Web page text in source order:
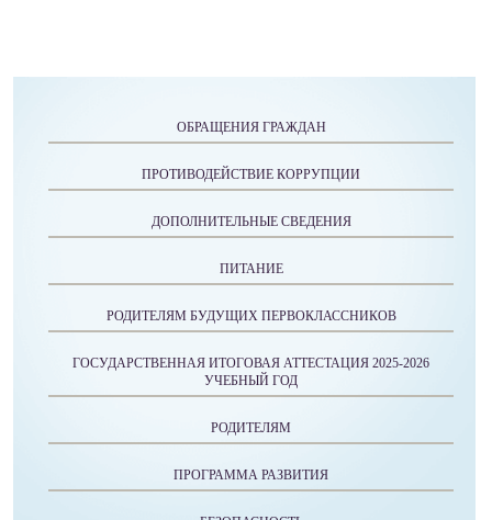
ОБРАЩЕНИЯ ГРАЖДАН
ПРОТИВОДЕЙСТВИЕ КОРРУПЦИИ
ДОПОЛНИТЕЛЬНЫЕ СВЕДЕНИЯ
ПИТАНИЕ
РОДИТЕЛЯМ БУДУЩИХ ПЕРВОКЛАССНИКОВ
ГОСУДАРСТВЕННАЯ ИТОГОВАЯ АТТЕСТАЦИЯ 2025-2026
УЧЕБНЫЙ ГОД
РОДИТЕЛЯМ
ПРОГРАММА РАЗВИТИЯ